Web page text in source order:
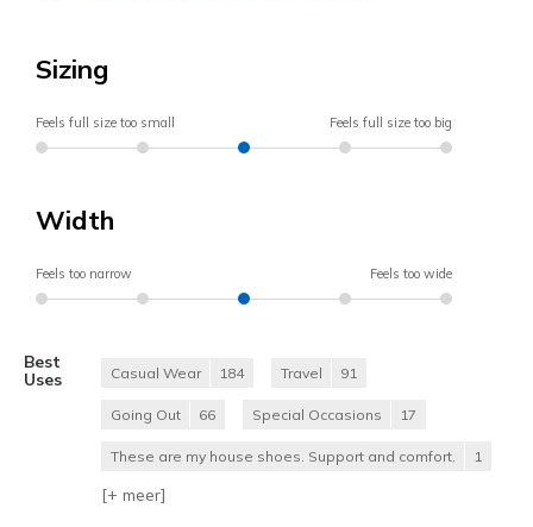
Sizing
Feels full size too small Feels full size too big
Width
Feels too narrow Feels too wide
Best
Uses
Casual Wear 184 Travel 91
Going Out 66 Special Occasions 17
These are my house shoes. Support and comfort. 1
[+ meer]